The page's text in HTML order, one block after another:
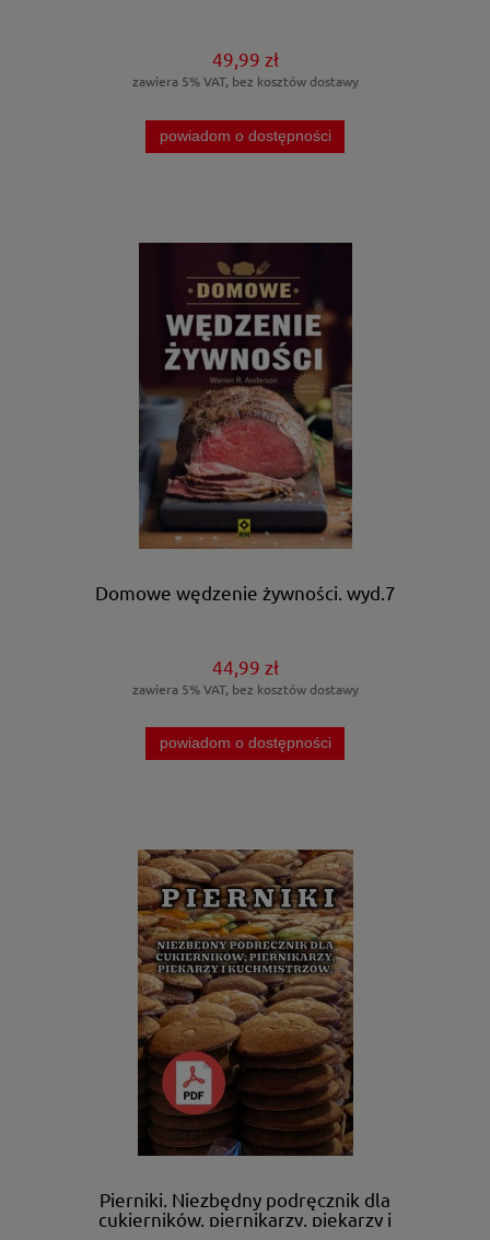
49,99 zł
zawiera 5% VAT, bez kosztów dostawy
powiadom o dostępności
Domowe wędzenie żywności. wyd.7
44,99 zł
zawiera 5% VAT, bez kosztów dostawy
powiadom o dostępności
Pierniki. Niezbędny podręcznik dla
cukierników, piernikarzy, piekarzy i